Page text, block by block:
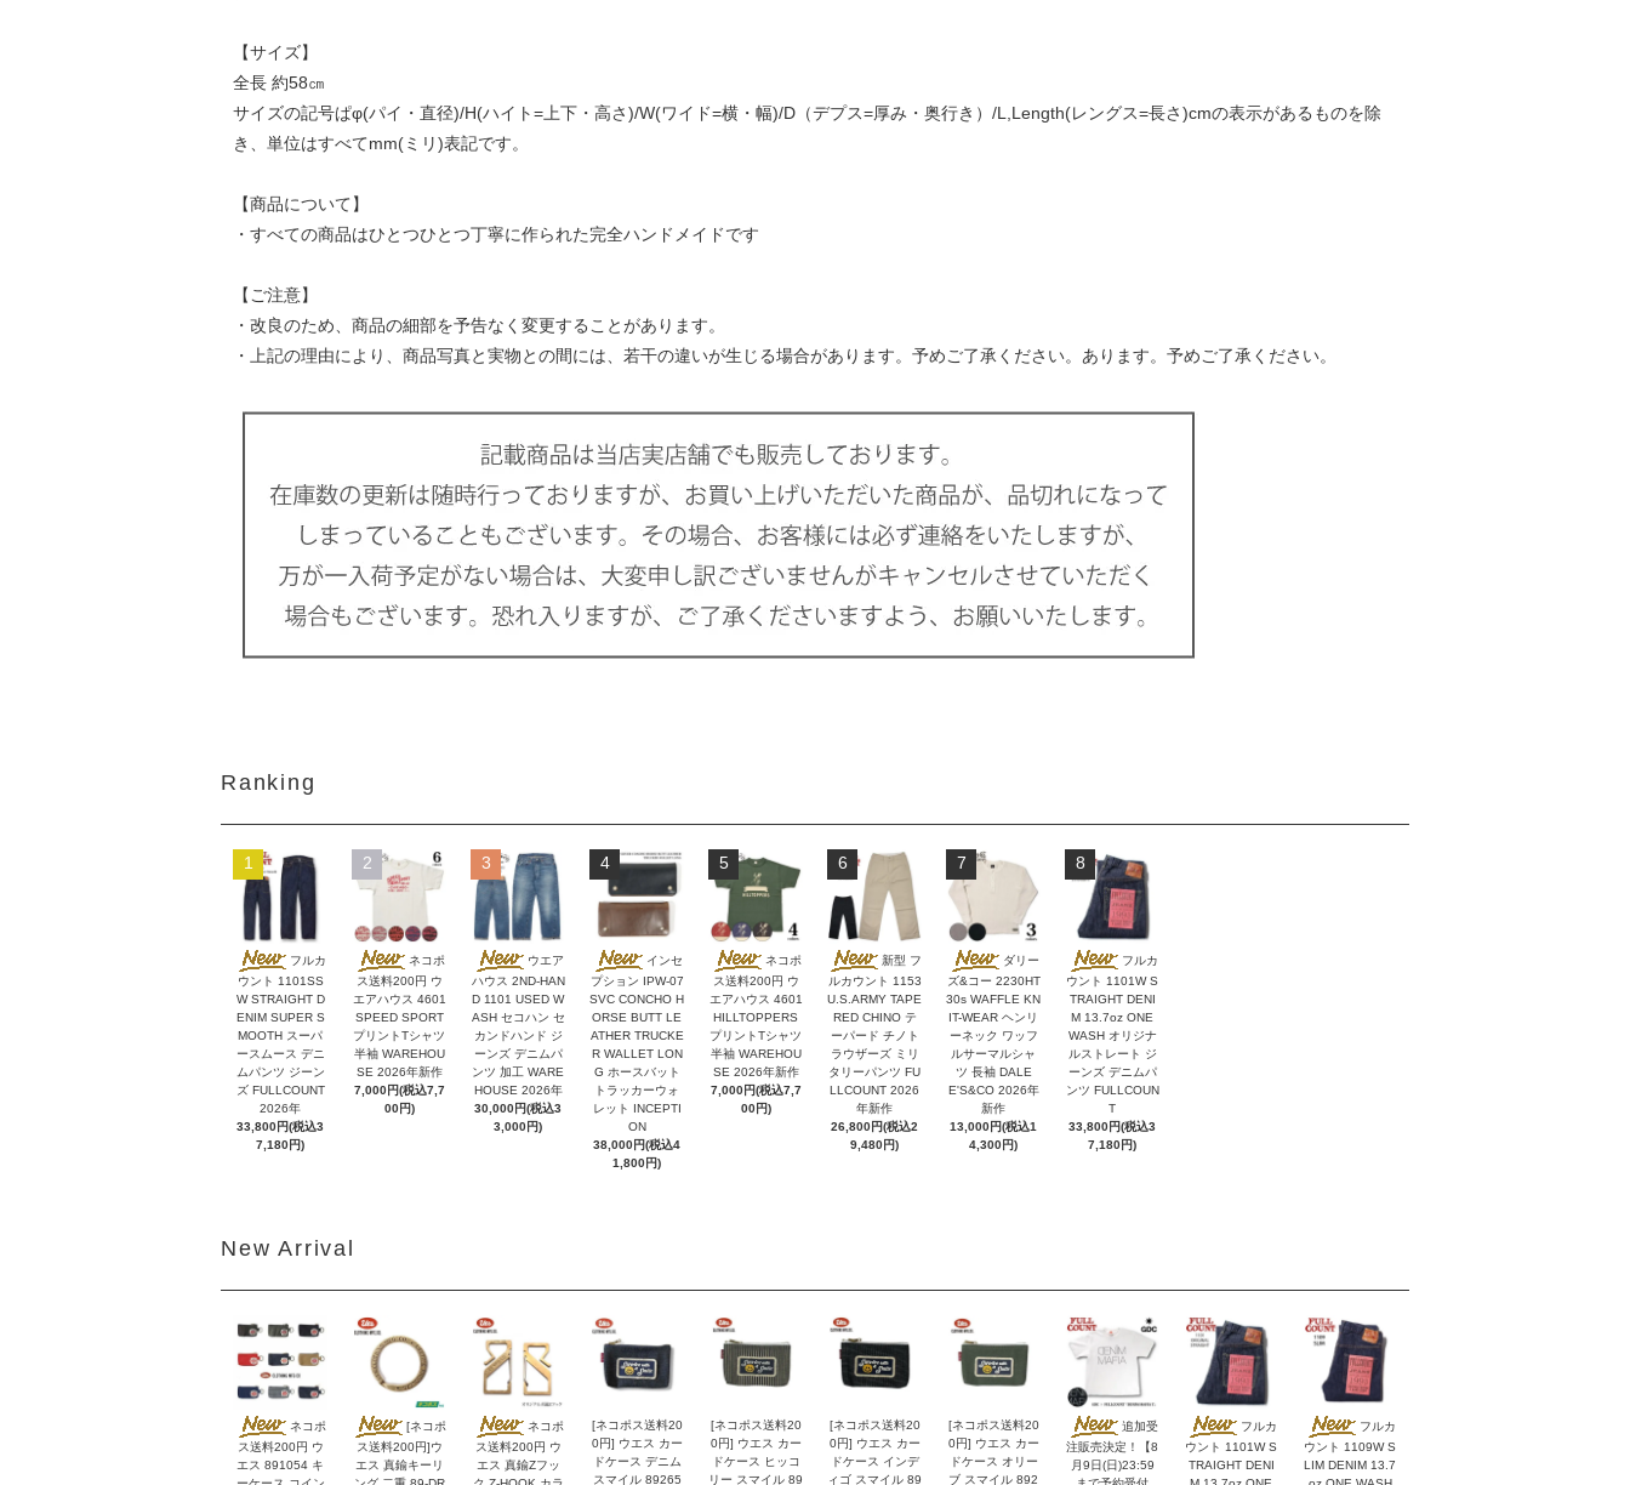
【サイズ】
全長 約58㎝
サイズの記号ぱφ(パイ・直径)/H(ハイト=上下・高さ)/W(ワイド=横・幅)/D（デプス=厚み・奥行き）/L,Length(レングス=長さ)cmの表示があるものを除
き、単位はすべてmm(ミリ)表記です。
【商品について】
・すべての商品はひとつひとつ丁寧に作られた完全ハンドメイドです
【ご注意】
・改良のため、商品の細部を予告なく変更することがあります。
・上記の理由により、商品写真と実物との間には、若干の違いが生じる場合があります。予めご了承ください。あります。予めご了承ください。
Ranking
1
フルカ
ウント 1101SS
W STRAIGHT D
ENIM SUPER S
MOOTH スーパ
ースムース デニ
ムパンツ ジーン
ズ FULLCOUNT
2026年
33,800円(税込3
7,180円)
2
ネコポ
ス送料200円 ウ
エアハウス 4601
SPEED SPORT
プリントTシャツ
半袖 WAREHOU
SE 2026年新作
7,000円(税込7,7
00円)
3
ウエア
ハウス 2ND-HAN
D 1101 USED W
ASH セコハン セ
カンドハンド ジ
ーンズ デニムパ
ンツ 加工 WARE
HOUSE 2026年
30,000円(税込3
3,000円)
4
インセ
プション IPW-07
SVC CONCHO H
ORSE BUTT LE
ATHER TRUCKE
R WALLET LON
G ホースバット
トラッカーウォ
レット INCEPTI
ON
38,000円(税込4
1,800円)
5
ネコポ
ス送料200円 ウ
エアハウス 4601
HILLTOPPERS
プリントTシャツ
半袖 WAREHOU
SE 2026年新作
7,000円(税込7,7
00円)
6
新型 フ
ルカウント 1153
U.S.ARMY TAPE
RED CHINO テ
ーパード チノト
ラウザーズ ミリ
タリーパンツ FU
LLCOUNT 2026
年新作
26,800円(税込2
9,480円)
7
ダリー
ズ&コー 2230HT
30s WAFFLE KN
IT-WEAR ヘンリ
ーネック ワッフ
ルサーマルシャ
ツ 長袖 DALE
E'S&CO 2026年
新作
13,000円(税込1
4,300円)
8
フルカ
ウント 1101W S
TRAIGHT DENI
M 13.7oz ONE
WASH オリジナ
ルストレート ジ
ーンズ デニムパ
ンツ FULLCOUN
T
33,800円(税込3
7,180円)
New Arrival
ネコポ
ス送料200円 ウ
エス 891054 キ
[ネコポ
ス送料200円]ウ
エス 真鍮キーリ
ネコポ
ス送料200円 ウ
エス 真鍮Zフッ
[ネコポス送料20
0円] ウエス カー
ドケース デニム
スマイル 89265
[ネコポス送料20
0円] ウエス カー
ドケース ヒッコ
リー スマイル 89
[ネコポス送料20
0円] ウエス カー
ドケース インデ
ィゴ スマイル 89
[ネコポス送料20
0円] ウエス カー
ドケース オリー
ブ スマイル 892
追加受
注販売決定！【8
月9日(日)23:59
フルカ
ウント 1101W S
TRAIGHT DENI
フルカ
ウント 1109W S
LIM DENIM 13.7